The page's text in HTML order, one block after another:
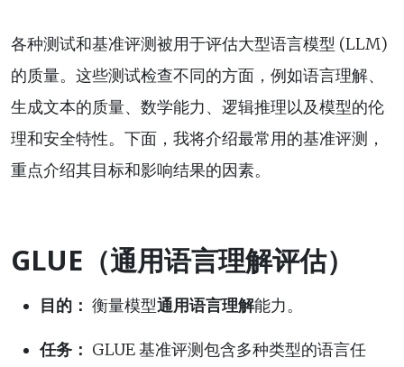
各种测试和基准评测被用于评估大型语言模型 (LLM)
的质量。这些测试检查不同的方面，例如语言理解、
生成文本的质量、数学能力、逻辑推理以及模型的伦
理和安全特性。下面，我将介绍最常用的基准评测，
重点介绍其目标和影响结果的因素。
GLUE（通用语言理解评估）
目的： 衡量模型通用语言理解能力。
任务： GLUE 基准评测包含多种类型的语言任